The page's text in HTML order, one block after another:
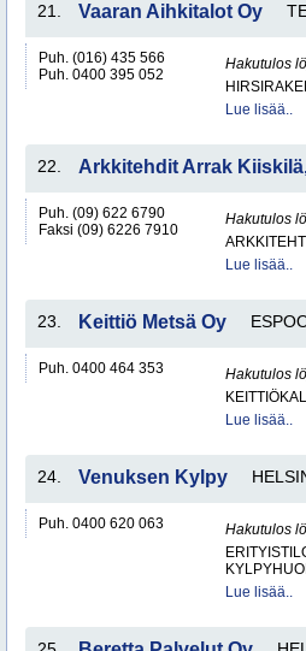
21. Vaaran Aihkitalot Oy
Puh. (016) 435 566
Puh. 0400 395 052
Hakutulos
Lue lisää..
22. Arkkitehdit Arrak
Puh. (09) 622 6790
Faksi (09) 6226 7910
Hakutulos
Lue lisää..
23. Keittiö Metsä Oy
Puh. 0400 464 353
Hakutulos
Lue lisää..
24. Venuksen Kylpy
Puh. 0400 620 063
Hakutulos
Lue lisää..